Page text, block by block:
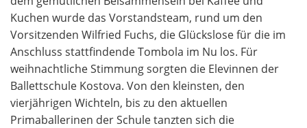
Kuchen wurde das Vorstandsteam, rund um den
Vorsitzenden Wilfried Fuchs, die Glückslose für die im
Anschluss stattfindende Tombola im Nu los. Für
weihnachtliche Stimmung sorgten die Elevinnen der
Ballettschule Kostova. Von den kleinsten, den
vierjährigen Wichteln, bis zu den aktuellen
Primaballerinen der Schule tanzten sich die